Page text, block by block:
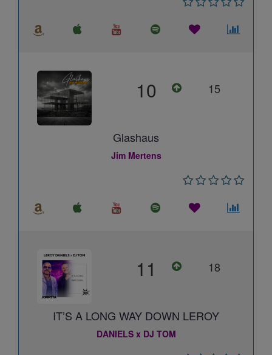
10 15
Glashaus
Jim Mertens
11 18
IT’S A LONG WAY DOWN LEROY
DANIELS x DJ TOM